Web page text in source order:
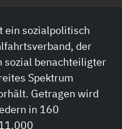
ein sozialpolitisch
der
sozial benachteiligter
Spektrum
Getragen wird
in 160